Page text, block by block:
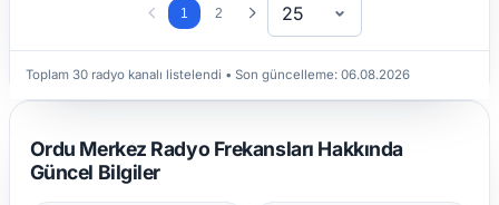
1 2 25
Toplam 30 radyo kanalı listelendi • Son güncelleme:06.08.2026
Ordu Merkez Radyo Frekansları Hakkında
Güncel Bilgiler